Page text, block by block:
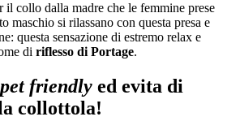
il collo dalla madre che le femmine prese
maschio si rilassano con questa presa e
questa sensazione di estremo relax e
di riflesso di Portage.
pet friendly ed evita di
collottola!